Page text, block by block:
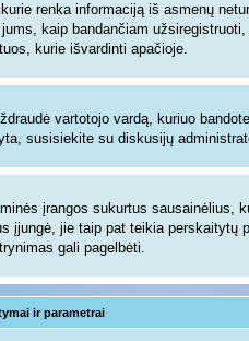
renka informaciją iš asmenų
kaip bandančiam
kurie išvardinti apačioje.
vartotojo vardą, kuriuo
susisiekite su diskusijų
įrangos sukurtus sausainėlius,
įjungė, jie taip pat teikia perskaitytų
gali pagelbėti.
ir parametrai